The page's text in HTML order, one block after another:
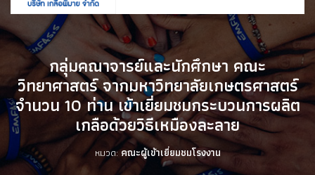
กลุ่มคณาจารย์และนักศึกษา คณะ
วิทยาศาสตร์ จากมหาวิทยาลัยเกษตรศาสตร์
จำนวน 10 ท่าน เข้าเยี่ยมชมกระบวนการผลิต
เกลือด้วยวิธีเหมืองละลาย
หมวด:คณะผู้เข้าเยี่ยมชมโรงงาน